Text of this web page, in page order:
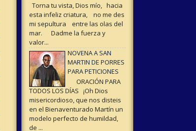
Torna tu vista, Dios mío, hacia
esta infeliz criatura, no me des
mi sepultura entre las olas del
mar. Dadme la fuerza y
valor...
NOVENA A SAN
MARTIN DE PORRES
PARA PETICIONES
ORACIÓN PARA
TODOS LOS DÍAS ¡Oh Dios
misericordioso, que nos disteis
en el Bienaventurado Martín un
modelo perfecto de humildad,
de ...